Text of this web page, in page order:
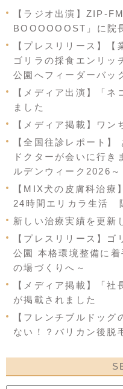
【ラジオ出演】ZIP-
BOOOOOOST」に院
【プレスリリース】
ゴリラの採食エンリッ
公園へフィーダーバッ
【メディア出演】「
ました
【メディア掲載】ワ
【全国往診レポート
ドクターが会いに行き
ルデンウィーク2026～
【MIX犬の皮膚科治
24時間エリカラ生活
新しい治療実績を更新
【プレスリリース】
公園 本格環境整備に
の場づくりへ～
【メディア掲載】「
が掲載されました
【フレンチブルドッグ
ない！？バリカン後脱